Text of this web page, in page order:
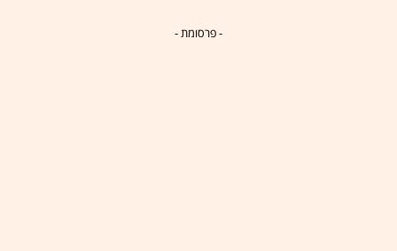
- פרסומת -